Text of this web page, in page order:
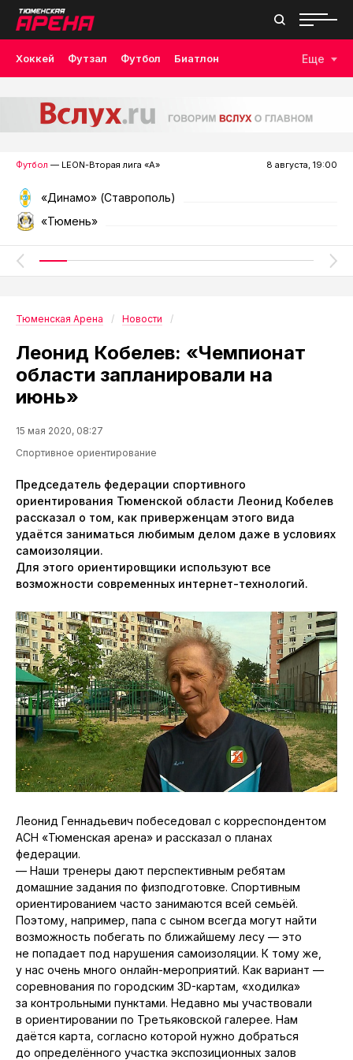
Хоккей Футзал Футбол Биатлон Еще
Футбол — LEON-Вторая лига «А» 8 августа, 19:00
«Динамо» (Ставрополь)
«Тюмень»
Тюменская Арена Новости
Леонид Кобелев: «Чемпионат
области запланировали на
июнь»
15 мая 2020, 08:27
Спортивное ориентирование
Председатель федерации спортивного
ориентирования Тюменской области Леонид Кобелев
рассказал о том, как приверженцам этого вида
удаётся заниматься любимым делом даже в условиях
самоизоляции.
Для этого ориентировщики используют все
возможности современных интернет-технологий.
Леонид Геннадьевич побеседовал с корреспондентом
АСН «Тюменская арена» и рассказал о планах
федерации.
— Наши тренеры дают перспективным ребятам
домашние задания по физподготовке. Спортивным
ориентированием часто занимаются всей семьёй.
Поэтому, например, папа с сыном всегда могут найти
возможность побегать по ближайшему лесу — это
не попадает под нарушения самоизоляции. К тому же,
у нас очень много онлайн-мероприятий. Как вариант —
соревнования по городским 3D-картам, «ходилка»
за контрольными пунктами. Недавно мы участвовали
в ориентировании по Третьяковской галерее. Нам
даётся карта, согласно которой нужно добраться
до определённого участка экспозиционных залов